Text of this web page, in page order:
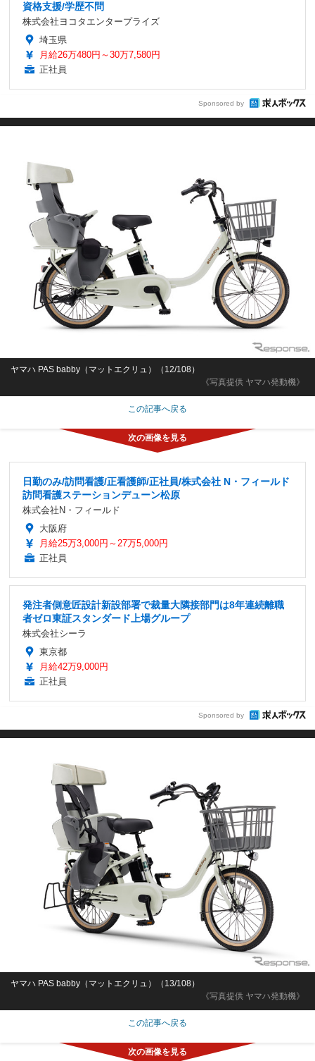
資格支援/学歴不問
株式会社ヨコタエンタープライズ
埼玉県
月給26万480円～30万7,580円
正社員
Sponsored by
《写真提供 ヤマハ発動機》
ヤマハ PAS babby（マットエクリュ）（12/108）
この記事へ戻る
日勤のみ/訪問看護/正看護師/正社員/株式会社 N・フィールド
訪問看護ステーションデューン松原
株式会社N・フィールド
大阪府
月給25万3,000円～27万5,000円
正社員
発注者側意匠設計新設部署で裁量大隣接部門は8年連続離職
者ゼロ東証スタンダード上場グループ
株式会社シーラ
東京都
月給42万9,000円
正社員
Sponsored by
《写真提供 ヤマハ発動機》
ヤマハ PAS babby（マットエクリュ）（13/108）
この記事へ戻る